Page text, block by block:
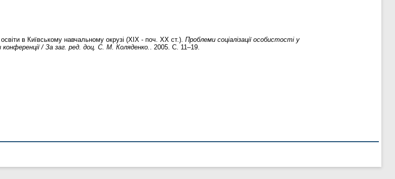
в Київському навчальному окрузі (ХІХ - поч. ХХ ст.). Проблеми соціалізації особистості у
/ За заг. ред. доц. С. М. Коляденко.
. 2005. С. 11–19.